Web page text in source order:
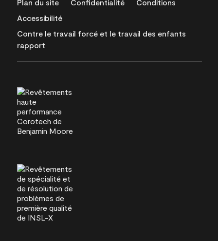
Plan du site Confidentialité
Conditions
Accessibilité
Contre le travail forcé et le travail des enfants
rapport